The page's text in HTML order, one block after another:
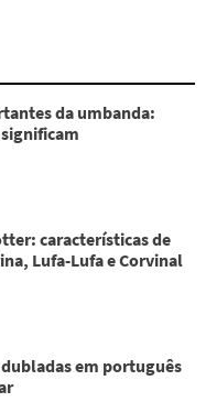
da umbanda:
características de
Lufa-Lufa e Corvinal
em português